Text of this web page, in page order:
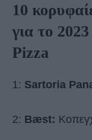
10
για το
Pizza
1: Sartoria
2: Bæst: